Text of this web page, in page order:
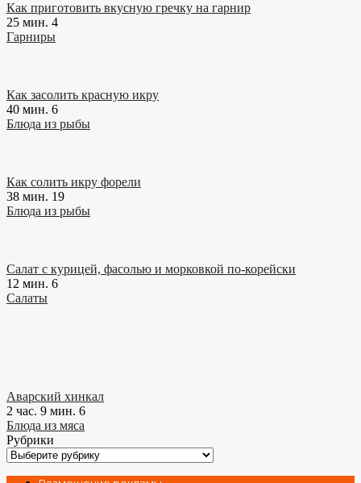
Как приготовить вкусную гречку на гарнир
25 мин. 4
Гарниры
Как засолить красную икру
40 мин. 6
Блюда из рыбы
Как солить икру форели
38 мин. 19
Блюда из рыбы
Салат с курицей, фасолью и морковкой по-корейски
12 мин. 6
Салаты
Аварский хинкал
2 час. 9 мин. 6
Блюда из мяса
Рубрики
Рубрики